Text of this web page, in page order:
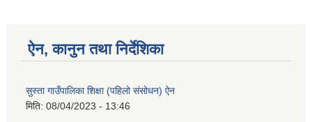
ऐन, कानुन तथा निर्देशिका
सुस्ता गाउँपालिका शिक्षा (पहिलो संसोधन) ऐन
मिति: 08/04/2023 - 13:46